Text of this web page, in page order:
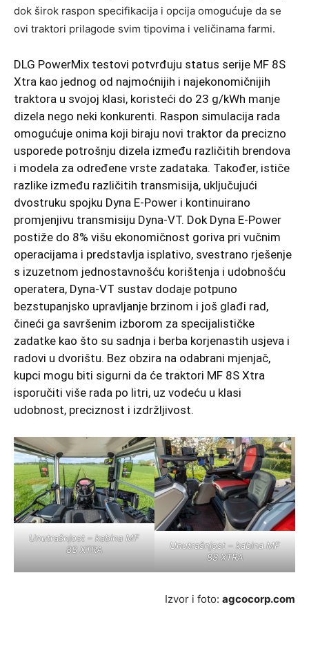
dok širok raspon specifikacija i opcija omogućuje da se
ovi traktori prilagode svim tipovima i veličinama farmi.
DLG PowerMix testovi potvrđuju status serije MF 8S
Xtra kao jednog od najmoćnijih i najekonomičnijih
traktora u svojoj klasi, koristeći do 23 g/kWh manje
dizela nego neki konkurenti. Raspon simulacija rada
omogućuje onima koji biraju novi traktor da precizno
usporede potrošnju dizela između različitih brendova
i modela za određene vrste zadataka. Također, ističe
razlike između različitih transmisija, uključujući
dvostruku spojku Dyna E-Power i kontinuirano
promjenjivu transmisiju Dyna-VT. Dok Dyna E-Power
postiže do 8% višu ekonomičnost goriva pri vučnim
operacijama i predstavlja isplativo, svestrano rješenje
s izuzetnom jednostavnošću korištenja i udobnošću
operatera, Dyna-VT sustav dodaje potpuno
bezstupanjsko upravljanje brzinom i još glađi rad,
čineći ga savršenim izborom za specijalističke
zadatke kao što su sadnja i berba korjenastih usjeva i
radovi u dvorištu. Bez obzira na odabrani mjenjač,
kupci mogu biti sigurni da će traktori MF 8S Xtra
isporučiti više rada po litri, uz vodeću u klasi
udobnost, preciznost i izdržljivost.
Unutrašnjost – kabina MF
8S XTRA
Unutrašnjost – kabina MF
8S XTRA
Izvor i foto: agcocorp.com